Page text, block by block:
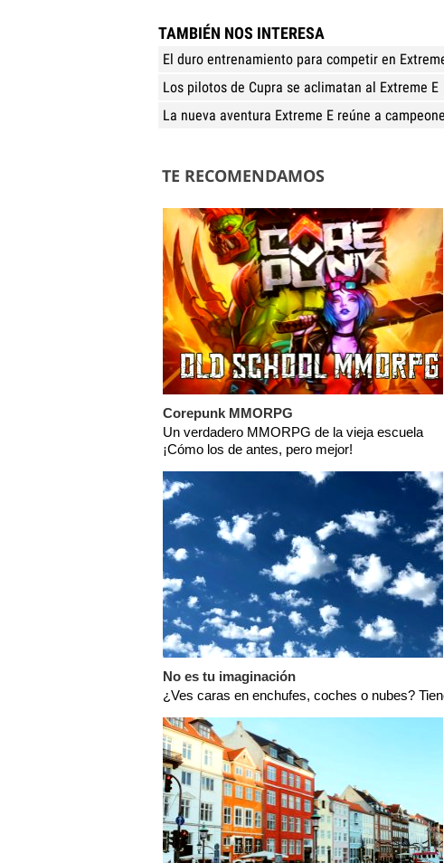
TAMBIÉN NOS INTERESA
El duro entrenamiento para competir en
Los pilotos de Cupra se aclimatan al Extreme E
La nueva aventura Extreme E reúne a
TE RECOMENDAMOS
Corepunk MMORPG
Un verdadero MMORPG de la vieja escuela
¡Cómo los de antes, pero mejor!
No es tu imaginación
¿Ves caras en enchufes, coches o nubes?